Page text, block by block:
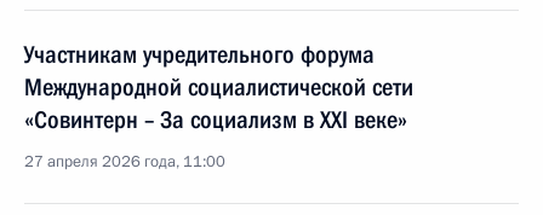
Участникам учредительного форума
Международной социалистической сети
«Совинтерн – За социализм в XXI веке»
27 апреля 2026 года, 11:00